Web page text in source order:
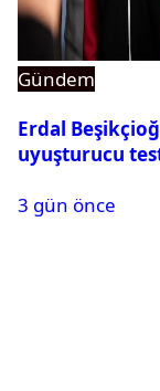
Gündem
Erdal
uyuşturucu
3 gün önce